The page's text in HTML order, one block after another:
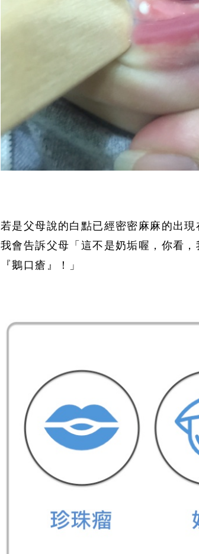
若是父母說的白點已經密密麻麻的出
我會告訴父母「這不是奶垢喔，你看
『鵝口瘡』！」